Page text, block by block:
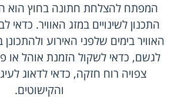
המפתח להצלחת חתונה בחוץ הוא
התכנון לשינויים במזג האוויר. כדאי
האוויר בימים שלפני האירוע
לגשם, כדאי לשקול הזמנת אוהל או
צפויה רוח חזקה, כדאי לדאוג
והקישוטים.